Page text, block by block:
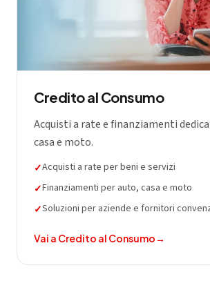
Credito al Consumo
Acquisti a rate e finanziamenti
casa e moto.
✓Acquisti a rate per beni e servizi
✓Finanziamenti per auto, casa e moto
✓Soluzioni per aziende e fornitori
Vai a Credito al Consumo→